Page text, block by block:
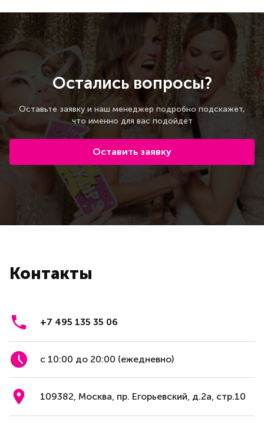
Остались вопросы?
Оставьте заявку и наш менеджер подробно подскажет,
что именно для вас подойдет
Оставить заявку
Контакты
+7 495 135 35 06
с 10:00 до 20:00 (ежедневно)
109382, Москва, пр. Егорьевский, д.2а, стр.10